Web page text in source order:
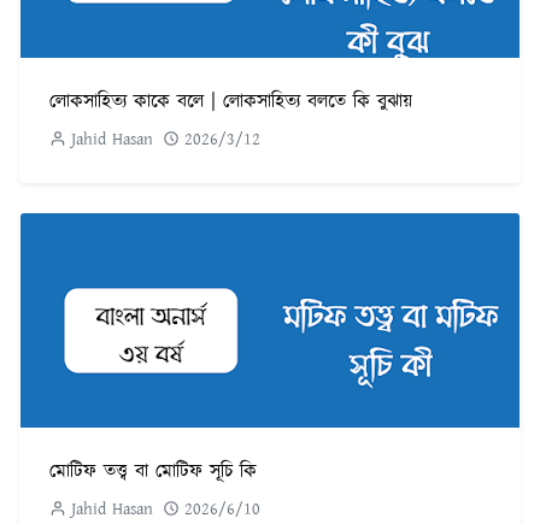
লোকসাহিত্য কাকে বলে | লোকসাহিত্য বলতে কি বুঝায়
Jahid Hasan 2026/3/12
মোটিফ তত্ত্ব বা মোটিফ সূচি কি
Jahid Hasan 2026/6/10